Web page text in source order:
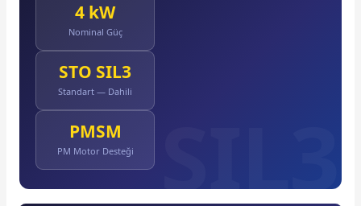
4 kW
Nominal Güç
STO SIL3
Standart — Dahili
PMSM
PM Motor Desteği